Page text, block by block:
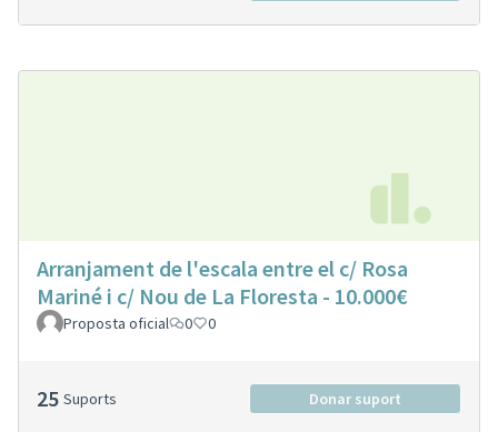
Arranjament de l'escala entre el c/ Rosa
Mariné i c/ Nou de La Floresta - 10.000€
Proposta oficial 0 0
25 Suports Donar suport